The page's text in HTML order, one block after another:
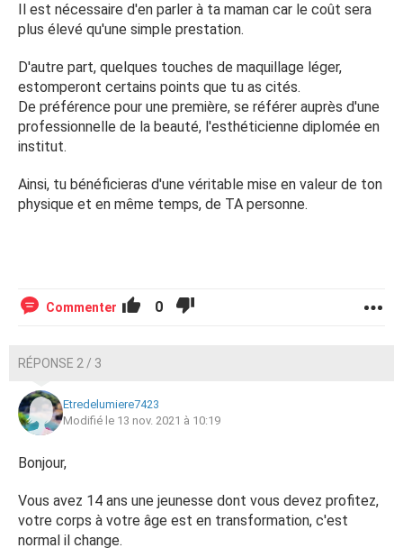
Il est nécessaire d'en parler à ta maman car le coût sera
plus élevé qu'une simple prestation.
D'autre part, quelques touches de maquillage léger,
estomperont certains points que tu as cités.
De préférence pour une première, se référer auprès d'une
professionnelle de la beauté, l'esthéticienne diplomée en
institut.
Ainsi, tu bénéficieras d'une véritable mise en valeur de ton
physique et en même temps, de TA personne.
Commenter 0
RÉPONSE 2 / 3
Etredelumiere7423
Modifié le 13 nov. 2021 à 10:19
Bonjour,
Vous avez 14 ans une jeunesse dont vous devez profitez,
votre corps à votre âge est en transformation, c'est
normal il change.